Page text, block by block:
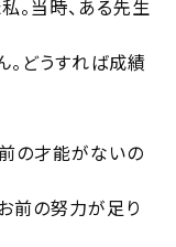
。当時、ある先生
。どうすれば成績
前の才能がないの
前の努力が足り